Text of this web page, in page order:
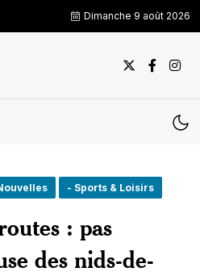
Dimanche 9 août 2026
- Sports & Loisirs
: pas
des nids-de-